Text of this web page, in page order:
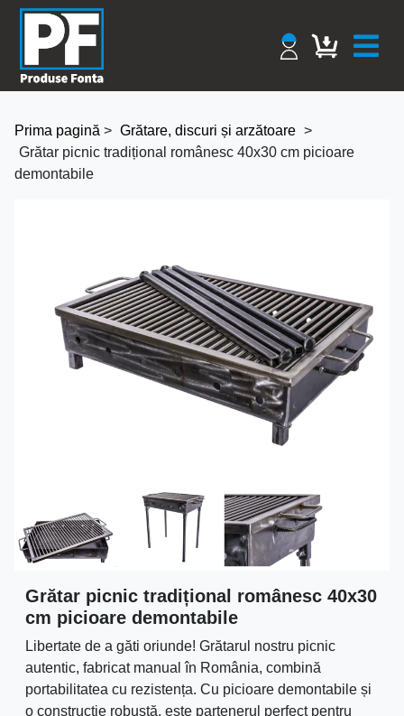
Prima pagină > Grătare, discuri și arzătoare >
Grătar picnic tradițional românesc 40x30 cm picioare
demontabile
Grătar picnic tradițional românesc 40x30
cm picioare demontabile
Libertate de a găti oriunde! Grătarul nostru picnic
autentic, fabricat manual în România, combină
portabilitatea cu rezistența. Cu picioare demontabile și
o construcție robustă, este partenerul perfect pentru